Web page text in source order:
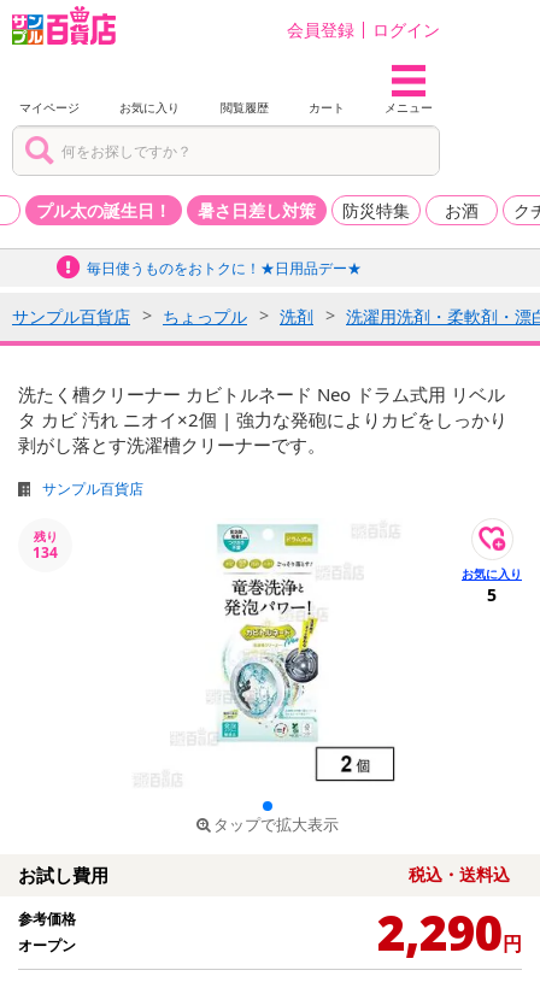
会員登録 ログイン
マイページ お気に入り 閲覧履歴 カート メニュー
プル太の誕生日！ 暑さ日差し対策 防災特集 お酒 ク
毎日使うものをおトクに！★日用品デー★
サンプル百貨店 ちょっプル 洗剤 洗濯用洗剤・柔軟剤・漂
洗たく槽クリーナー カビトルネード Neo ドラム式用 リベル
タ カビ 汚れ ニオイ×2個 | 強力な発砲によりカビをしっかり
剥がし落とす洗濯槽クリーナーです。
サンプル百貨店
残り
134
タップで拡大表示
5
お試し費用 税込・送料込
参考価格
オープン
2,290円